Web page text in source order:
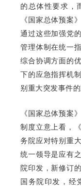
的总体性要求，
《国家总体预案
通过这些加强党
管理体制在统一
综合协调方面的
下的应急指挥机
别重大突发事件的
《国家总体预案
制度立意上看，
务院应对特别重
统一领导是应有
院印发，新修订
国务院印发，经